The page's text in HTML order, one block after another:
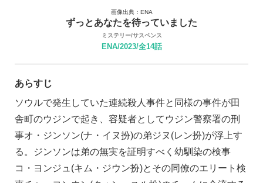
画像出典：ENA
ずっとあなたを待っていました
ミステリー/サスペンス
ENA/2023/全14話
あらすじ
ソウルで発生していた連続殺人事件と同様の事件が田
舎町のウジンで起き、容疑者としてウジン警察署の刑
事オ・ジンソン(ナ・イヌ扮)の弟ジヌ(レン扮)が浮上す
る。ジンソンは弟の無実を証明すべく幼馴染の検事
コ・ヨンジュ(キム・ジウン扮)とその同僚のエリート検